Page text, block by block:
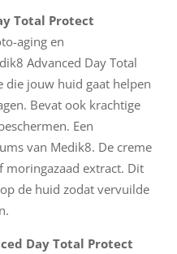
Total Protect
aging en
Advanced Day Total
die jouw huid gaat helpen
Bevat ook krachtige
Een
van Medik8. De creme
moringazaad extract. Dit
de huid zodat vervuilde
Day Total Protect